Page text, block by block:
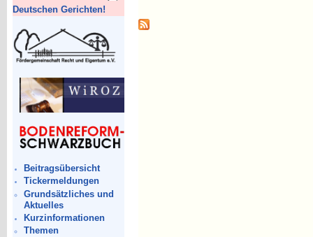
Deutschen Gerichten!
Beitragsübersicht
Tickermeldungen
Grundsätzliches und
Aktuelles
Kurzinformationen
Themen